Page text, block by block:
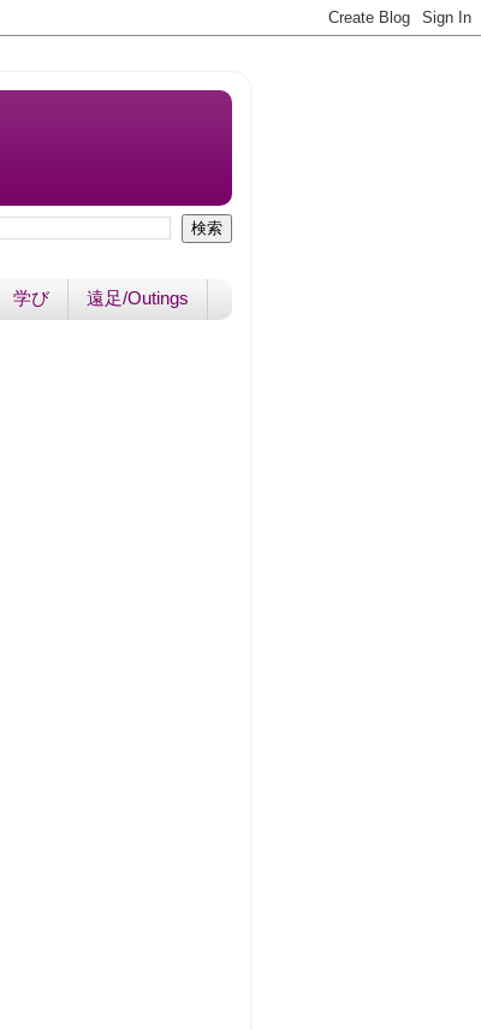
学び 遠足/Outings